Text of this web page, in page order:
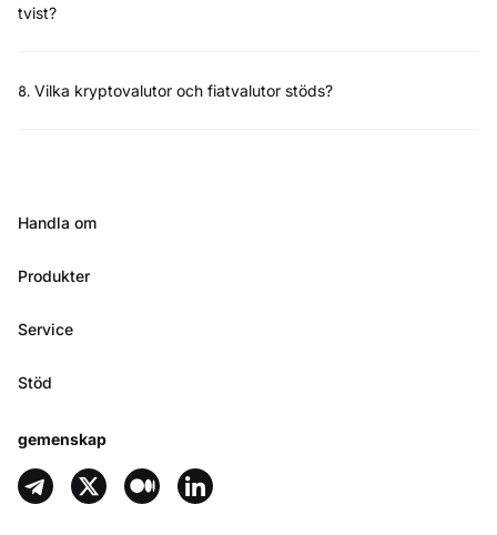
tvist?
8. Vilka kryptovalutor och fiatvalutor stöds?
Handla om
Produkter
Service
Stöd
gemenskap